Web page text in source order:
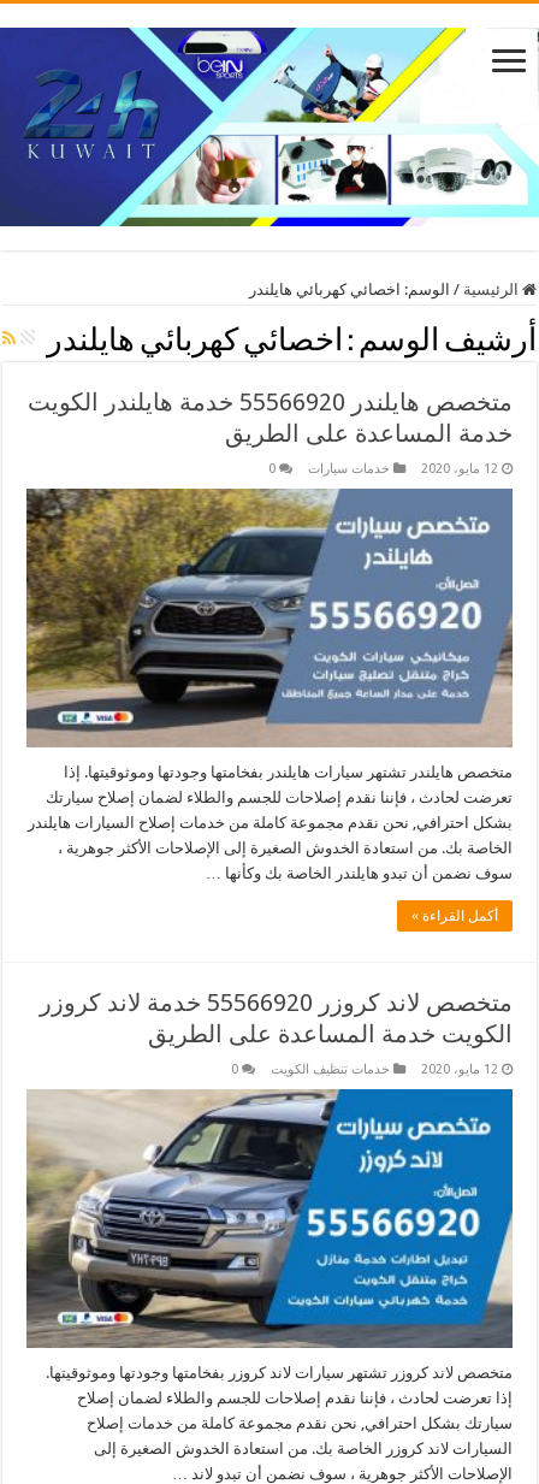
الرئيسية / الوسم: اخصائي كهربائي هايلندر
أرشيف الوسم : اخصائي كهربائي هايلندر
متخصص هايلندر 55566920 خدمة هايلندر الكويت
خدمة المساعدة على الطريق
12 مايو، 2020 خدمات سيارات 0
متخصص هايلندر تشتهر سيارات هايلندر بفخامتها وجودتها وموثوقيتها. إذا
تعرضت لحادث ، فإننا نقدم إصلاحات للجسم والطلاء لضمان إصلاح سيارتك
بشكل احترافي, نحن نقدم مجموعة كاملة من خدمات إصلاح السيارات هايلندر
الخاصة بك. من استعادة الخدوش الصغيرة إلى الإصلاحات الأكثر جوهرية ،
سوف نضمن أن تبدو هايلندر الخاصة بك وكأنها …
أكمل القراءة »
متخصص لاند كروزر 55566920 خدمة لاند كروزر
الكويت خدمة المساعدة على الطريق
12 مايو، 2020 خدمات تنظيف الكويت 0
متخصص لاند كروزر تشتهر سيارات لاند كروزر بفخامتها وجودتها وموثوقيتها.
إذا تعرضت لحادث ، فإننا نقدم إصلاحات للجسم والطلاء لضمان إصلاح
سيارتك بشكل احترافي, نحن نقدم مجموعة كاملة من خدمات إصلاح
السيارات لاند كروزر الخاصة بك. من استعادة الخدوش الصغيرة إلى
الإصلاحات الأكثر جوهرية ، سوف نضمن أن تبدو لاند …